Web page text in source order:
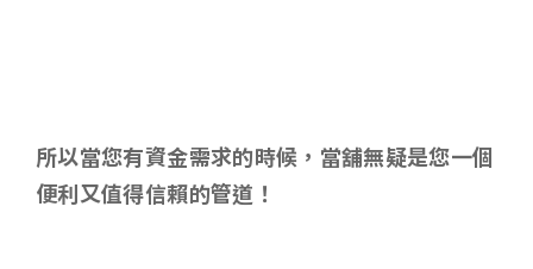
所以當您有資金需求的時候，當舖無疑是您一個
便利又值得信賴的管道！